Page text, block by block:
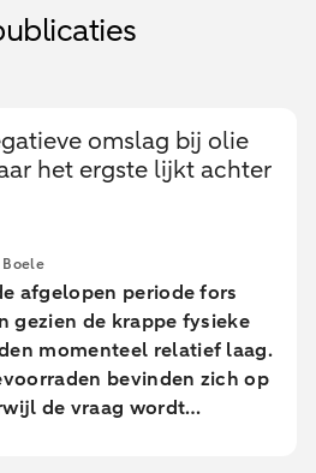
omslag bij olie
het ergste lijkt achter
afgelopen periode fors
gezien de krappe fysieke
momenteel relatief laag.
bevinden zich op
de vraag wordt